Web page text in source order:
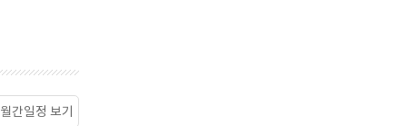
월간일정 보기